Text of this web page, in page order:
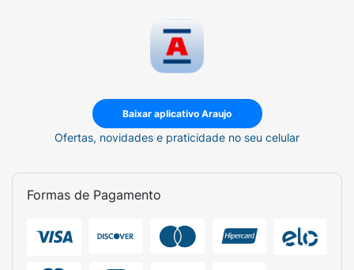
Baixar aplicativo Araujo
Ofertas, novidades e praticidade no seu celular
Formas de Pagamento